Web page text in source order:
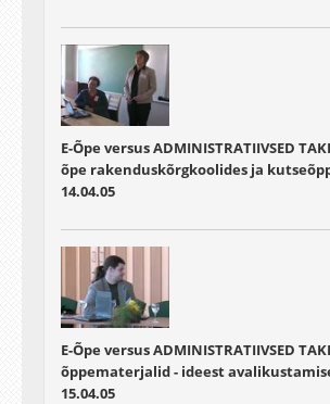
E-Õpe versus ADMINISTRATIIVSED
õpe rakenduskõrgkoolides ja
14.04.05
E-Õpe versus ADMINISTRATIIVSED
õppematerjalid - ideest
15.04.05